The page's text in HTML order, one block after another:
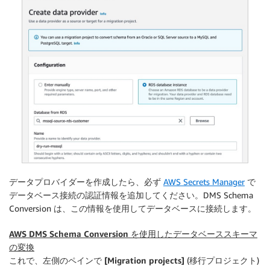
データプロバイダーを作成したら、必ず AWS Secrets Managerで
データベース接続の認証情報を追加してください。DMS Schema
Conversion は、この情報を使用してデータベースに接続します。
AWS DMS Schema Conversion を使用したデータベーススキーマ
の変換
これで、左側のペインで [Migration projects] (移行プロジェクト)